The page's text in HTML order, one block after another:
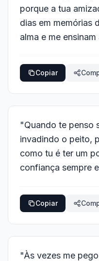
porque a tua
dias em memórias
alma e me
Copiar
"Quando te penso
invadindo o peito,
como tu é ter um
confiança sempre
Copiar
"Às vezes me